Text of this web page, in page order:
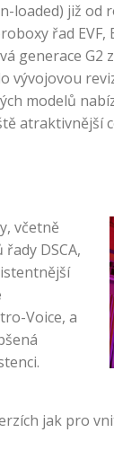
loaded) již od
řad EVF,
generace G2
vývojovou
modelů
atraktivnější
včetně
DSCA,
Voice, a
.
jak pro